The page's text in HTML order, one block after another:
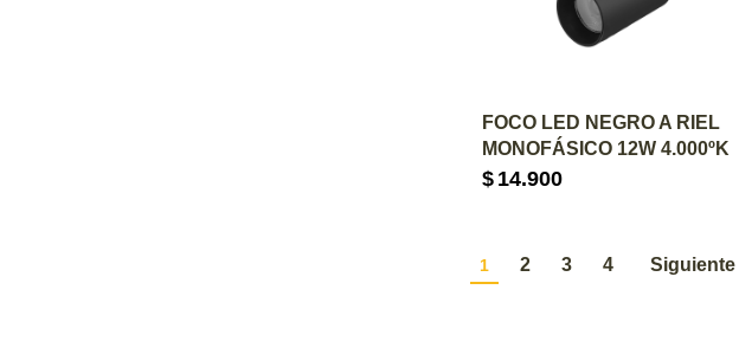
AGREGAR AL CARRITO
FOCO LED NEGRO A RIEL
MONOFÁSICO 12W 4.000ºK
$ 14.900
1 2 3 4 Siguiente